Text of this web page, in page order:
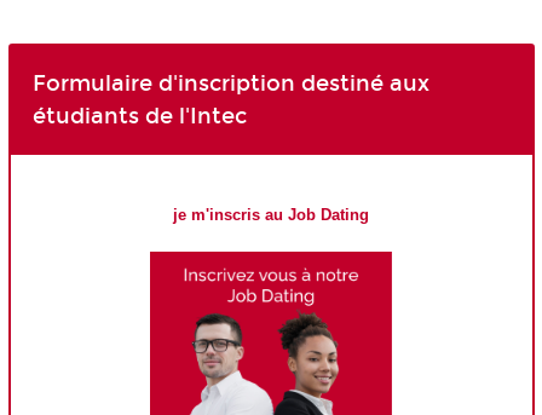
Formulaire d'inscription destiné aux
étudiants de l'Intec
je m'inscris au Job Dating